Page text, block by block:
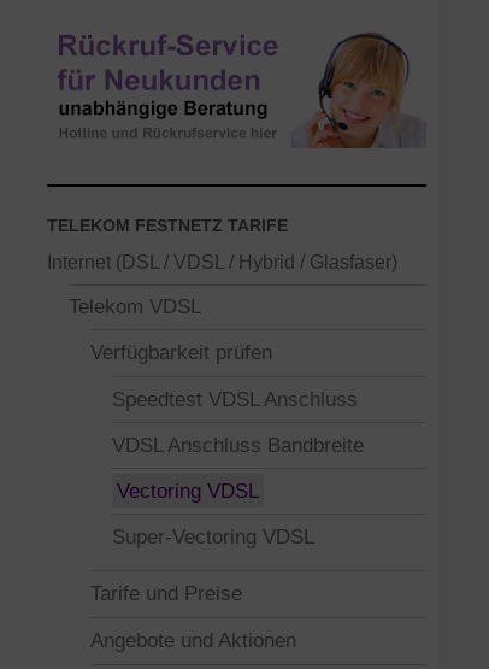
TELEKOM FESTNETZ TARIFE
Internet (DSL / VDSL / Hybrid / Glasfaser)
Telekom VDSL
Verfügbarkeit prüfen
Speedtest VDSL Anschluss
VDSL Anschluss Bandbreite
Vectoring VDSL
Super-Vectoring VDSL
Tarife und Preise
Angebote und Aktionen